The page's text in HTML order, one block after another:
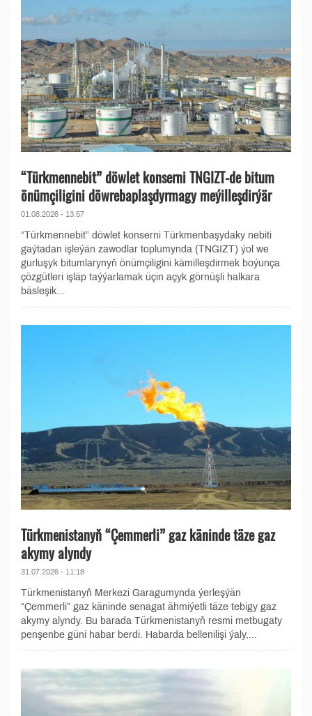
“Türkmennebit” döwlet konserni TNGIZT-de bitum
önümçiligini döwrebaplaşdyrmagy meýilleşdirýär
01.08.2026 - 13:57
“Türkmennebit” döwlet konserni Türkmenbaşydaky nebiti
gaýtadan işleýän zawodlar toplumynda (TNGIZT) ýol we
gurluşyk bitumlarynyň önümçiligini kämilleşdirmek boýunça
çözgütleri işläp taýýarlamak üçin açyk görnüşli halkara
bäsleşik...
Türkmenistanyň “Çemmerli” gaz käninde täze gaz
akymy alyndy
31.07.2026 - 11:18
Türkmenistanyň Merkezi Garagumynda ýerleşýän
“Çemmerli” gaz käninde senagat ähmiýetli täze tebigy gaz
akymy alyndy. Bu barada Türkmenistanyň resmi metbugaty
penşenbe güni habar berdi. Habarda bellenilişi ýaly,...